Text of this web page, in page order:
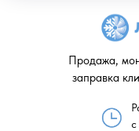
с
Продажа,
заправка